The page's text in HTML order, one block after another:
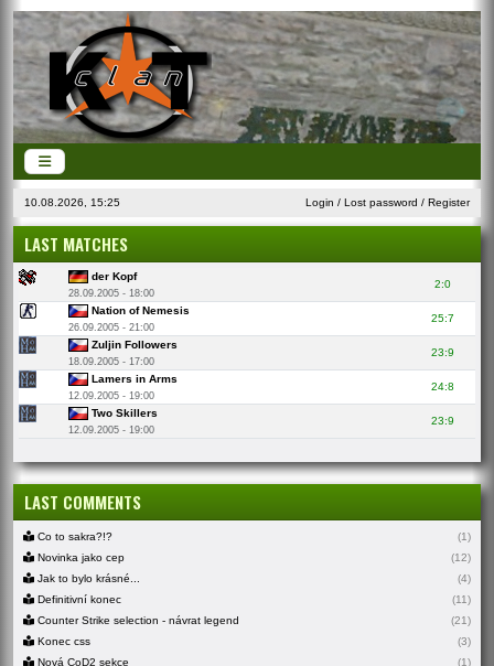
10.08.2026, 15:25 Login / Lost password / Register
LAST MATCHES
der Kopf
28.09.2005 - 18:00
2:0
Nation of Nemesis
26.09.2005 - 21:00
25:7
Zuljin Followers
18.09.2005 - 17:00
23:9
Lamers in Arms
12.09.2005 - 19:00
24:8
Two Skillers
12.09.2005 - 19:00
23:9
LAST COMMENTS
Co to sakra?!?
(1)
Novinka jako cep
(12)
Jak to bylo krásné...
(4)
Definitivní konec
(11)
Counter Strike selection - návrat legend
(21)
Konec css
(3)
Nová CoD2 sekce
(1)